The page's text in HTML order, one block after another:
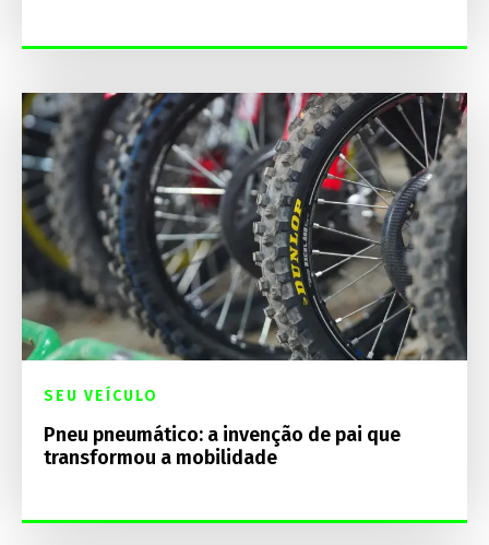
SEU VEÍCULO
Pneu pneumático: a invenção de pai que
transformou a mobilidade